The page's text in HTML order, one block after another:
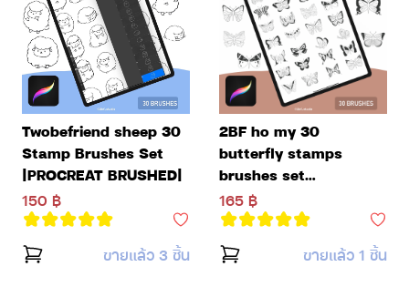
Twobefriend sheep 30
Stamp Brushes Set
|PROCREAT BRUSHED|
150 ฿
ขายแล้ว 3 ชิ้น
2BF ho my 30
butterfly stamps
brushes set
|PROCREAT BRUSHED|
165 ฿
ขายแล้ว 1 ชิ้น